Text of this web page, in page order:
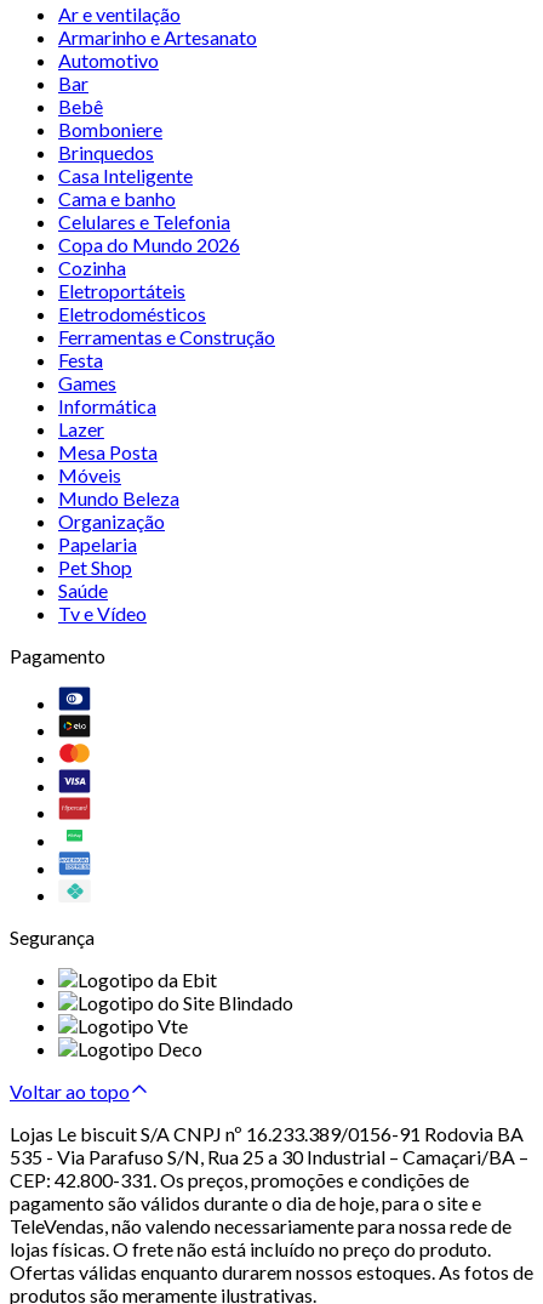
Ar e ventilação
Armarinho e Artesanato
Automotivo
Bar
Bebê
Bomboniere
Brinquedos
Casa Inteligente
Cama e banho
Celulares e Telefonia
Copa do Mundo 2026
Cozinha
Eletroportáteis
Eletrodomésticos
Ferramentas e Construção
Festa
Games
Informática
Lazer
Mesa Posta
Móveis
Mundo Beleza
Organização
Papelaria
Pet Shop
Saúde
Tv e Vídeo
Pagamento
Segurança
Voltar ao topo
Lojas Le biscuit S/A CNPJ nº 16.233.389/0156-91 Rodovia BA
535 - Via Parafuso S/N, Rua 25 a 30 Industrial – Camaçari/BA –
CEP: 42.800-331. Os preços, promoções e condições de
pagamento são válidos durante o dia de hoje, para o site e
TeleVendas, não valendo necessariamente para nossa rede de
lojas físicas. O frete não está incluído no preço do produto.
Ofertas válidas enquanto durarem nossos estoques. As fotos de
produtos são meramente ilustrativas.